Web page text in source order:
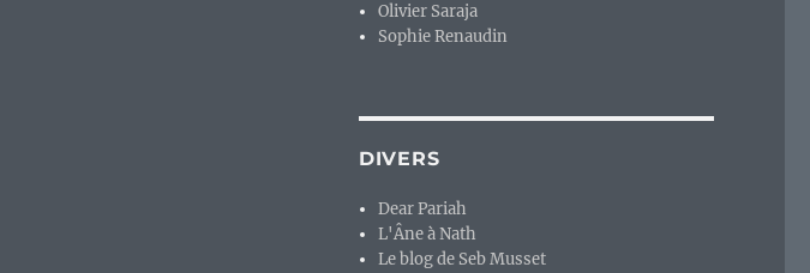
Olivier Saraja
Sophie Renaudin
DIVERS
Dear Pariah
L'Âne à Nath
Le blog de Seb Musset